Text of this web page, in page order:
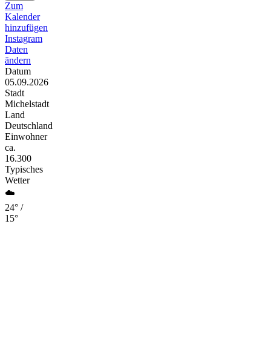
Zum
Kalender
hinzufügen
Instagram
Daten
ändern
Datum
05.09.2026
Stadt
Michelstadt
Land
Deutschland
Einwohner
ca.
16.300
Typisches
Wetter
☁️
24° /
15°